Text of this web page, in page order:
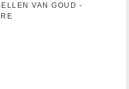
VAN GOUD -